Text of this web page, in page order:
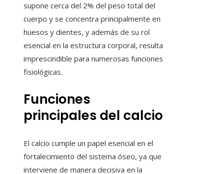
supone cerca del 2% del peso total del
cuerpo y se concentra principalmente en
huesos y dientes, y además de su rol
esencial en la estructura corporal, resulta
imprescindible para numerosas funciones
fisiológicas.
Funciones
principales del calcio
El calcio cumple un papel esencial en el
fortalecimiento del sistema óseo, ya que
interviene de manera decisiva en la